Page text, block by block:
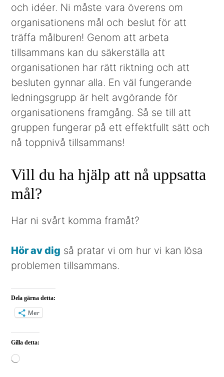
och idéer. Ni måste vara överens om
organisationens mål och beslut för att
träffa målburen! Genom att arbeta
tillsammans kan du säkerställa att
organisationen har rätt riktning och att
besluten gynnar alla. En väl fungerande
ledningsgrupp är helt avgörande för
organisationens framgång. Så se till att
gruppen fungerar på ett effektfullt sätt och
nå toppnivå tillsammans!
Vill du ha hjälp att nå uppsatta
mål?
Har ni svårt komma framåt?
Hör av dig så pratar vi om hur vi kan lösa
problemen tillsammans.
Dela gärna detta:
Mer
Gilla detta:
Laddar